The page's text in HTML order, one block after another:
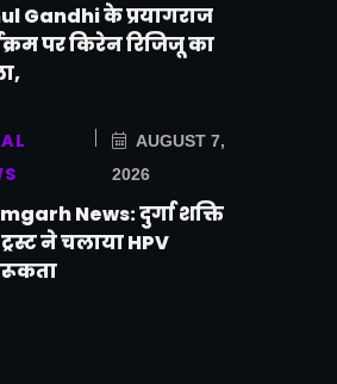
Gandhi के प्रयागराज
पर किरेन रिजिजू का
AUGUST 7,
2026
News: दुर्गा शक्ति
ने चलाया HPV